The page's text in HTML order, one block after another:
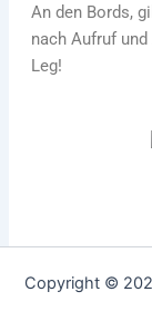
An den Bords,
nach Aufruf
Leg!
Copyright ©